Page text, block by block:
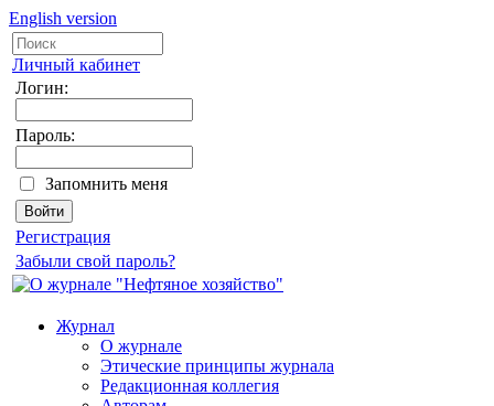
English version
Личный кабинет
Логин:
Пароль:
Запомнить меня
Регистрация
Забыли свой пароль?
Журнал
О журнале
Этические принципы журнала
Редакционная коллегия